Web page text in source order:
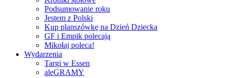
Podsumowanie roku
Jestem z Polski
Kup planszówkę na Dzień Dziecka
GF i Empik polecają
Mikołaj poleca!
Wydarzenia
Targi w Essen
aleGRAMY